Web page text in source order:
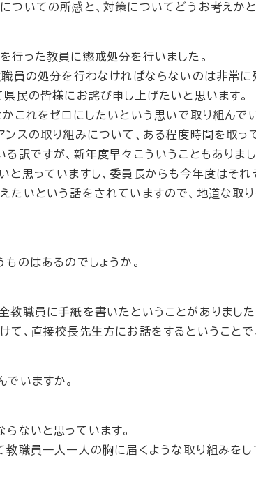
いての所感と、対策についてどうお考えかと
行った教員に懲戒処分を行いました。
員の処分を行わなければならないのは非常に
民の皆様にお詫び申し上げたいと思います。
これをゼロにしたいという思いで取り組んでい
ンスの取り組みについて、ある程度時間を取
訳ですが、新年度早々こういうこともありま
と思っていますし、委員長からも今年度はそ
たいという話をされていますので、地道な取
のはあるのでしょうか。
教職員に手紙を書いたということがありまし
、直接校長先生方にお話をするということで
いますか。
ないと思っています。
教職員一人一人の胸に届くような取り組みを